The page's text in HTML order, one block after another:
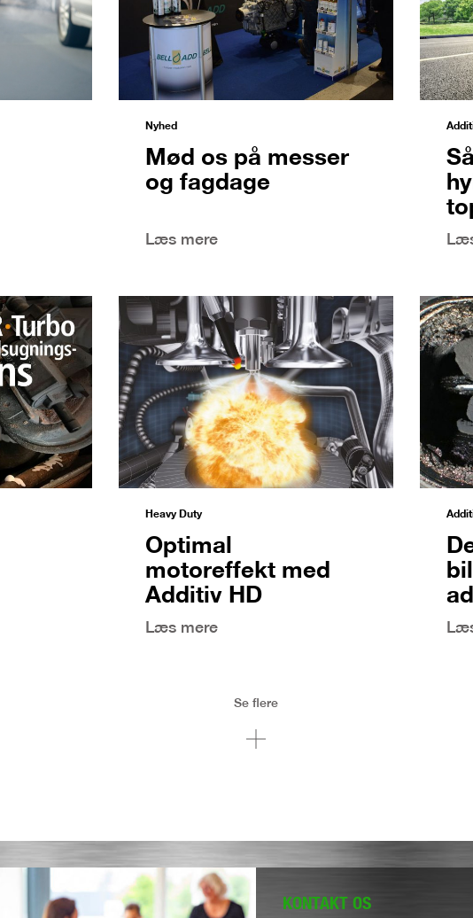
Nyhed
Mød os på messer
og fagdage
Læs mere
Heavy Duty
Optimal
motoreffekt med
Additiv HD
Læs mere
Se flere
KONTAKT OS